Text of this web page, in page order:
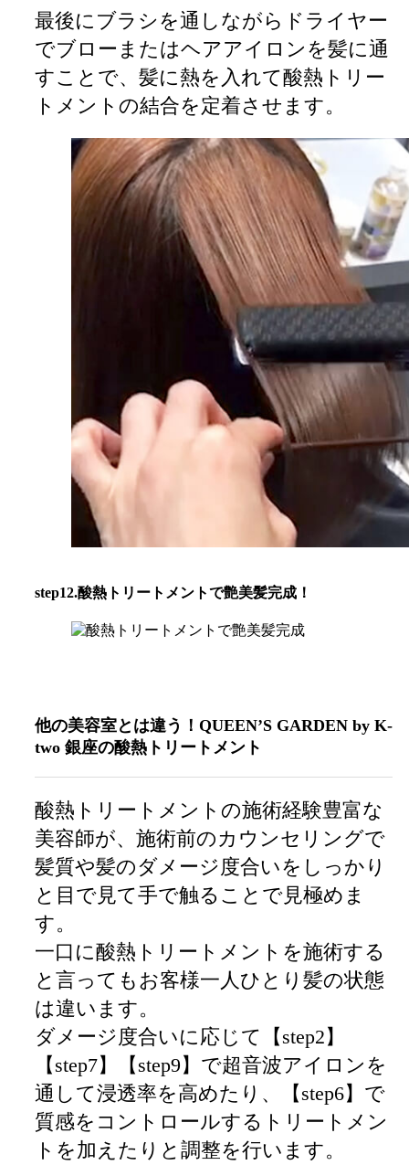
最後にブラシを通しながらドライヤー
でブローまたはヘアアイロンを髪に通
すことで、髪に熱を入れて酸熱トリー
トメントの結合を定着させます。
step12.酸熱トリートメントで艶美髪完成！
他の美容室とは違う！QUEEN’S GARDEN by K-
two 銀座の酸熱トリートメント
酸熱トリートメントの施術経験豊富な
美容師が、施術前のカウンセリングで
髪質や髪のダメージ度合いをしっかり
と目で見て手で触ることで見極めま
す。
一口に酸熱トリートメントを施術する
と言ってもお客様一人ひとり髪の状態
は違います。
ダメージ度合いに応じて【step2】
【step7】【step9】で超音波アイロンを
通して浸透率を高めたり、【step6】で
質感をコントロールするトリートメン
トを加えたりと調整を行います。